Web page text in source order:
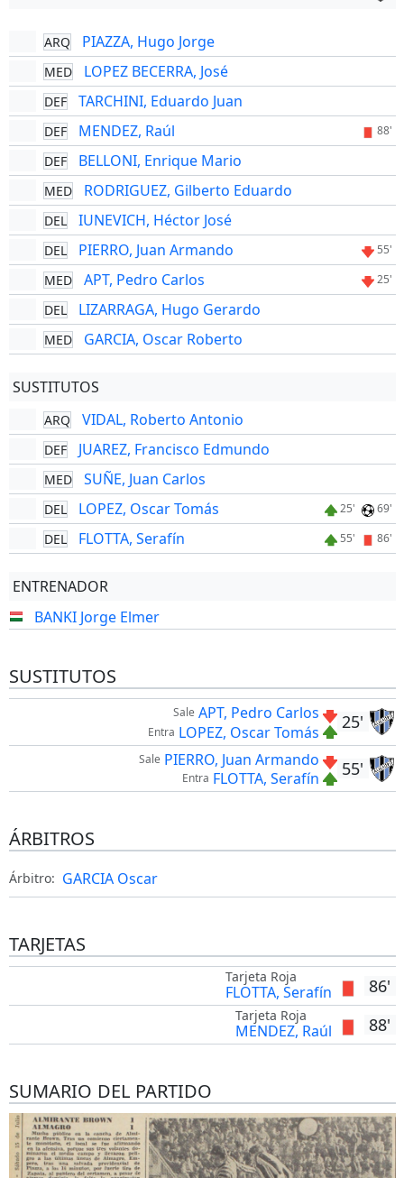
ARQ PIAZZA, Hugo Jorge
MED LOPEZ BECERRA, José
DEF TARCHINI, Eduardo Juan
DEF MENDEZ, Raúl 88'
DEF BELLONI, Enrique Mario
MED RODRIGUEZ, Gilberto Eduardo
DEL IUNEVICH, Héctor José
DEL PIERRO, Juan Armando 55'
MED APT, Pedro Carlos 25'
DEL LIZARRAGA, Hugo Gerardo
MED GARCIA, Oscar Roberto
SUSTITUTOS
ARQ VIDAL, Roberto Antonio
DEF JUAREZ, Francisco Edmundo
MED SUÑE, Juan Carlos
DEL LOPEZ, Oscar Tomás 25' 69'
DEL FLOTTA, Serafín 55' 86'
ENTRENADOR
BANKI Jorge Elmer
SUSTITUTOS
25'
Sale APT, Pedro Carlos
Entra LOPEZ, Oscar Tomás
55'
Sale PIERRO, Juan Armando
Entra FLOTTA, Serafín
ÁRBITROS
Árbitro: GARCIA Oscar
TARJETAS
86'
Tarjeta Roja
FLOTTA, Serafín
88'
Tarjeta Roja
MENDEZ, Raúl
SUMARIO DEL PARTIDO